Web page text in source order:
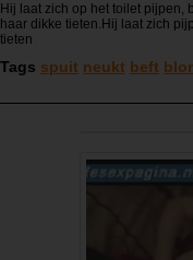
Hij laat zich op het toilet pijpen,
haar dikke tieten.Hij laat zich
tieten
Tags spuit neukt beft